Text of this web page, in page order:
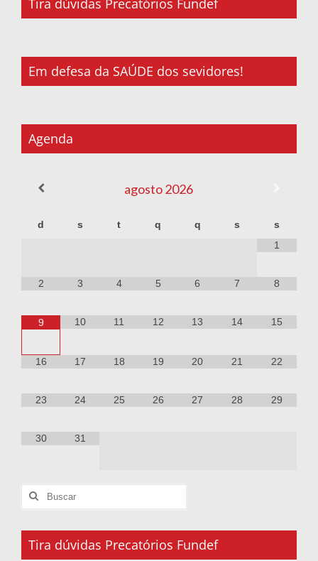
Em defesa da SAÚDE dos sevidores!
Agenda
agosto2026
d s t q q s
s
1
2 3 4 5 6 7 8
9 10 11 12 13 14 15
16 17 18 19 20 21 22
23 24 25 26 27 28 29
30 31
Tira dúvidas Precatórios Fundef